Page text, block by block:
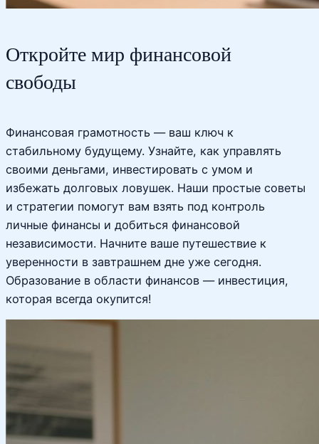
Откройте мир финансовой
свободы
Финансовая грамотность — ваш ключ к
стабильному будущему. Узнайте, как управлять
своими деньгами, инвестировать с умом и
избежать долговых ловушек. Наши простые советы
и стратегии помогут вам взять под контроль
личные финансы и добиться финансовой
независимости. Начните ваше путешествие к
уверенности в завтрашнем дне уже сегодня.
Образование в области финансов — инвестиция,
которая всегда окупится!